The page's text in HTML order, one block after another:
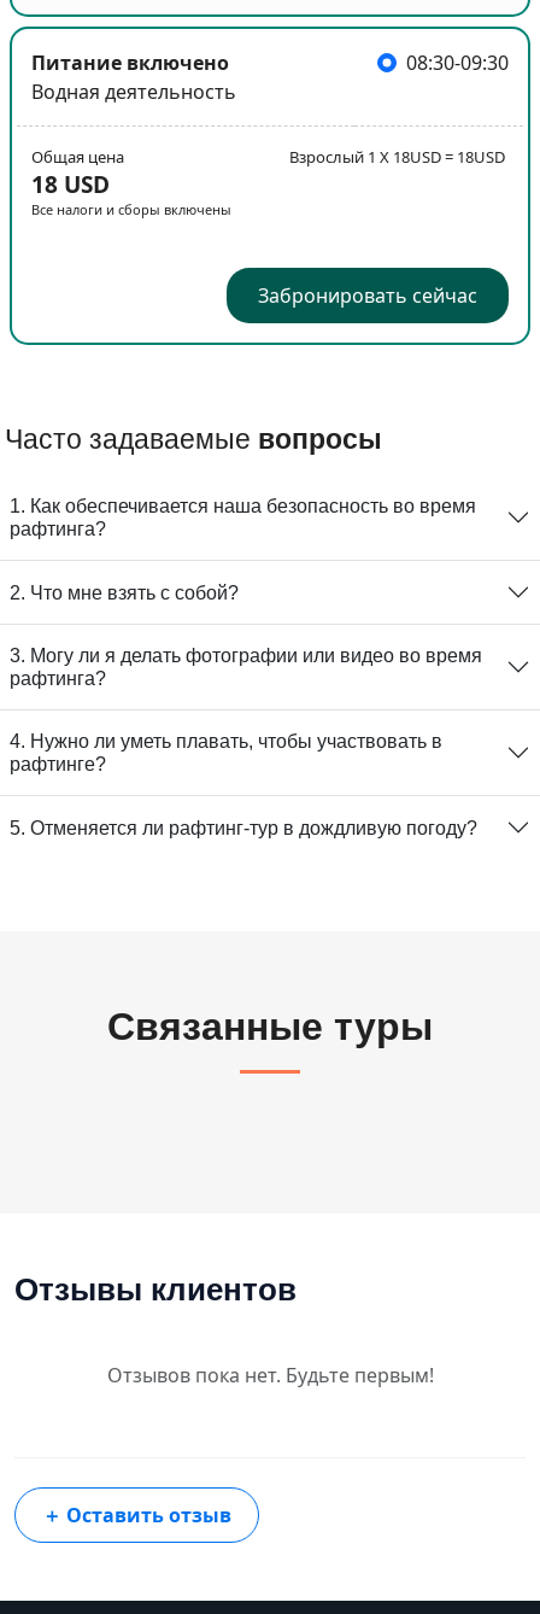
Питание включено
Водная деятельность
08:30-09:30
Общая цена
18 USD
Все налоги и сборы включены
Взрослый 1 X 18USD = 18USD
Забронировать сейчас
Часто задаваемые вопросы
1. Как обеспечивается наша безопасность во время
рафтинга?
2. Что мне взять с собой?
3. Могу ли я делать фотографии или видео во время
рафтинга?
4. Нужно ли уметь плавать, чтобы участвовать в
рафтинге?
5. Отменяется ли рафтинг-тур в дождливую погоду?
Связанные туры
Отзывы клиентов
Отзывов пока нет. Будьте первым!
＋ Оставить отзыв